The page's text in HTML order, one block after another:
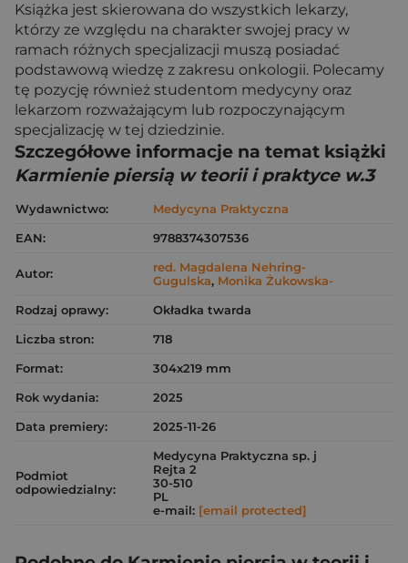
Książka jest skierowana do wszystkich lekarzy,
którzy ze względu na charakter swojej pracy w
ramach różnych specjalizacji muszą posiadać
podstawową wiedzę z zakresu onkologii. Polecamy
tę pozycję również studentom medycyny oraz
lekarzom rozważającym lub rozpoczynającym
specjalizację w tej dziedzinie.
Szczegółowe informacje na temat książki
Karmienie piersią w teorii i praktyce w.3
Wydawnictwo:
Medycyna Praktyczna
EAN:
9788374307536
Autor:
red. Magdalena Nehring-
Gugulska, Monika Żukowska-
Rodzaj oprawy:
Okładka twarda
Liczba stron:
718
Format:
304x219 mm
Rok wydania:
2025
Data premiery:
2025-11-26
Podmiot
odpowiedzialny:
Medycyna Praktyczna sp. j
Rejta 2
30-510
PL
e-mail: [email protected]